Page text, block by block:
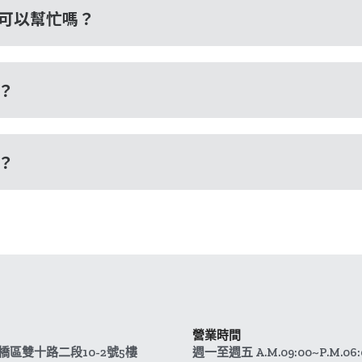
以幫忙嗎？
區雙十路二段10-2號5樓
營業時間
週一至週五